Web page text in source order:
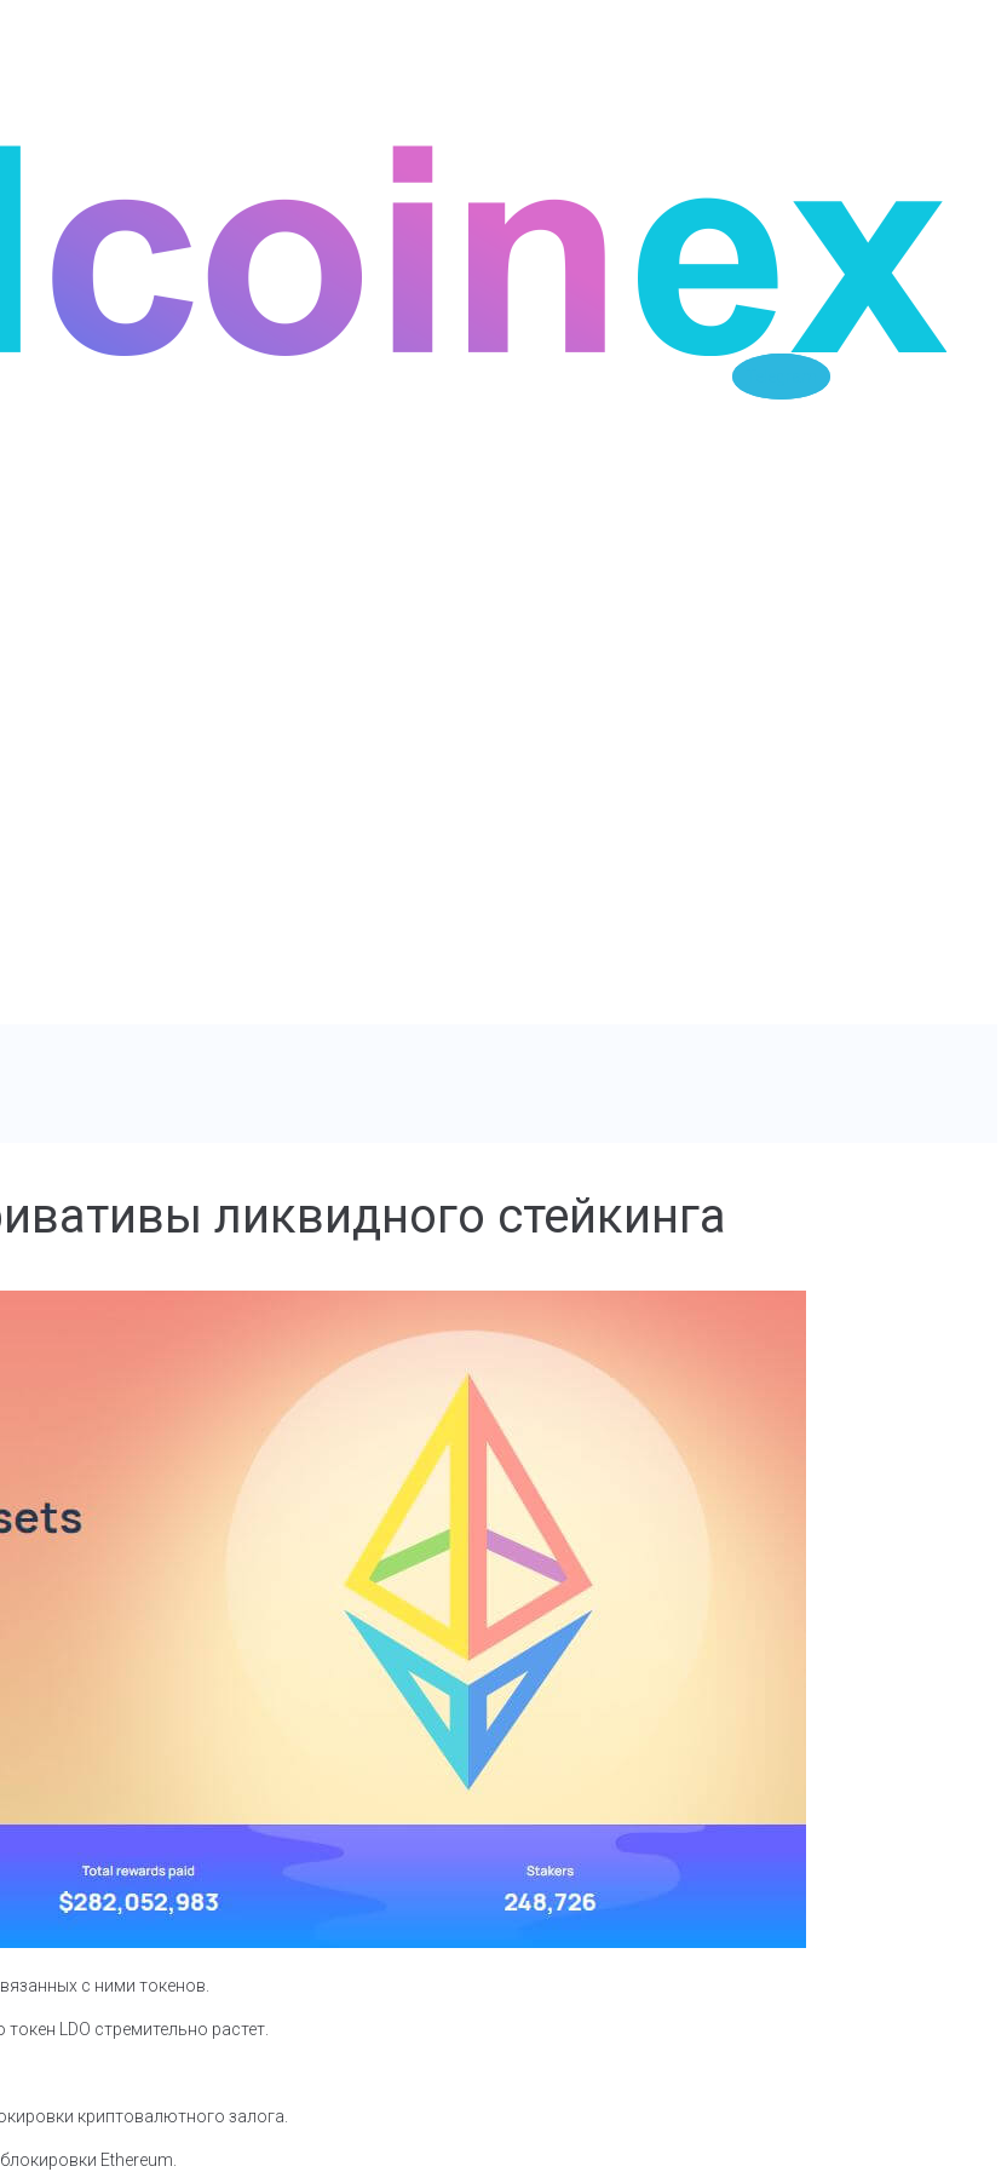
ликвидного стейкинга
с ними токенов.
LDO стремительно растет.
криптовалютного залога.
Ethereum.